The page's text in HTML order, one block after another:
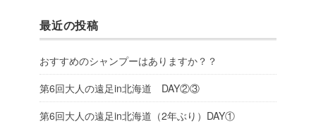
最近の投稿
おすすめのシャンプーはありますか？？
第6回大人の遠足in北海道 DAY②③
第6回大人の遠足in北海道（2年ぶり）DAY①